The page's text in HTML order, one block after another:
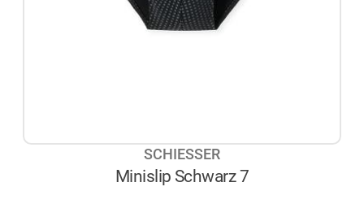
SCHIESSER
Minislip Schwarz 7